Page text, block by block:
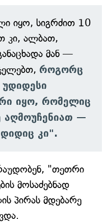
იყო, სიგრძით 10
კი, ალბათ,
მან —
როგორც
იყო, რომელიც
აღმოუჩენიათ —
კი".
"თეთრი
მოსაძებნად
პირას მდებარე